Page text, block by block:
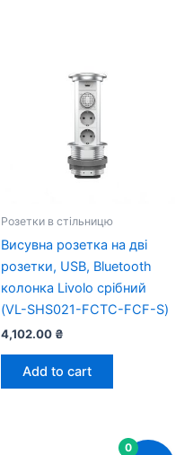
Розетки в стільницю
Висувна розетка на дві
розетки, USB, Bluetooth
колонка Livolo срібний
(VL-SHS021-FCTC-FCF-S)
4,102.00 ₴
Add to cart
0